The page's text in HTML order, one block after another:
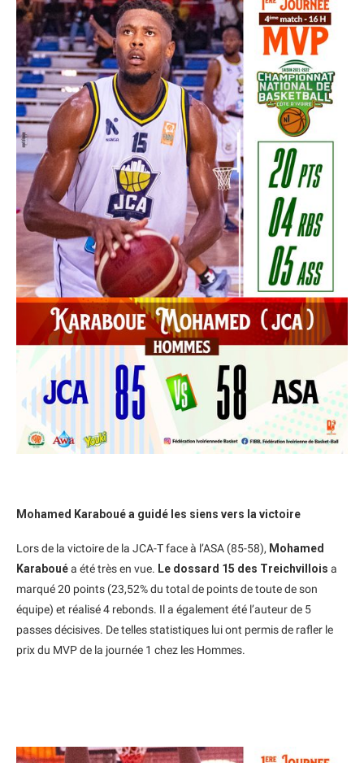
Mohamed Karaboué a guidé les siens vers la victoire
Lors de la victoire de la JCA-T face à l’ASA (85-58), Mohamed
Karabouéa été très en vue. Le dossard 15 des Treichvillois a
marqué 20 points (23,52% du total de points de toute de son
équipe) et réalisé 4 rebonds. Il a également été l’auteur de 5
passes décisives. De telles statistiques lui ont permis de rafler le
prix du MVP de la journée 1 chez les Hommes.